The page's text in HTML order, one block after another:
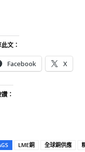
文：
Facebook X
：
LME銅 全球銅供應